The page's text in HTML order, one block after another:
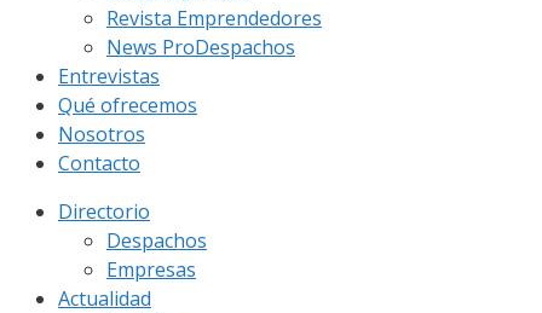
Revista Emprendedores
News ProDespachos
Entrevistas
Qué ofrecemos
Nosotros
Contacto
Directorio
Despachos
Empresas
Actualidad